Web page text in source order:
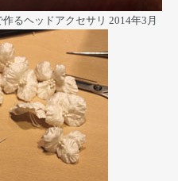
るヘッドアクセサリ 2014年3月